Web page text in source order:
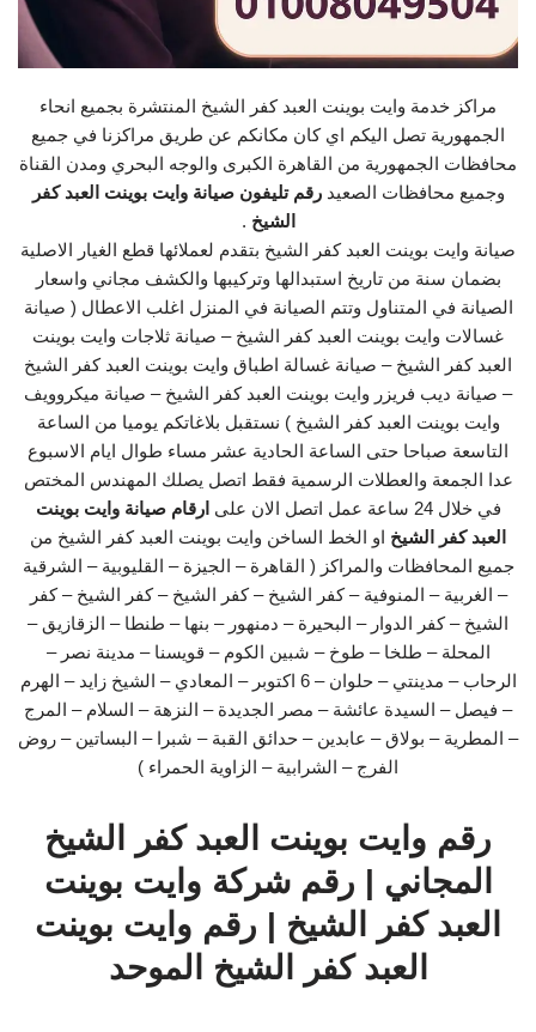
مراكز خدمة وايت بوينت العبد كفر الشيخ المنتشرة بجميع انحاء
الجمهورية تصل اليكم اي كان مكانكم عن طريق مراكزنا في جميع
محافظات الجمهورية من القاهرة الكبرى والوجه البحري ومدن القناة
وجميع محافظات الصعيد رقم تليفون صيانة وايت بوينت العبد كفر
الشيخ .
صيانة وايت بوينت العبد كفر الشيخ بتقدم لعملائها قطع الغيار الاصلية
بضمان سنة من تاريخ استبدالها وتركيبها والكشف مجاني واسعار
الصيانة في المتناول وتتم الصيانة في المنزل اغلب الاعطال ( صيانة
غسالات وايت بوينت العبد كفر الشيخ – صيانة ثلاجات وايت بوينت
العبد كفر الشيخ – صيانة غسالة اطباق وايت بوينت العبد كفر الشيخ
– صيانة ديب فريزر وايت بوينت العبد كفر الشيخ – صيانة ميكروويف
وايت بوينت العبد كفر الشيخ ) نستقبل بلاغاتكم يوميا من الساعة
التاسعة صباحا حتى الساعة الحادية عشر مساء طوال ايام الاسبوع
عدا الجمعة والعطلات الرسمية فقط اتصل يصلك المهندس المختص
في خلال 24 ساعة عمل اتصل الان على
ارقام صيانة وايت بوينت
العبد كفر الشيخ او الخط الساخن وايت بوينت العبد كفر الشيخ من
جميع المحافظات والمراكز ( القاهرة – الجيزة – القليوبية – الشرقية
– الغربية – المنوفية – كفر الشيخ – كفر الشيخ – كفر الشيخ – كفر
الشيخ – كفر الدوار – البحيرة – دمنهور – بنها – طنطا – الزقازيق –
المحلة – طلخا – طوخ – شبين الكوم – قويسنا – مدينة نصر –
الرحاب – مدينتي – حلوان – 6 اكتوبر – المعادي – الشيخ زايد – الهرم
– فيصل – السيدة عائشة – مصر الجديدة – النزهة – السلام – المرج
– المطرية – بولاق – عابدين – حدائق القبة – شبرا – البساتين – روض
الفرج – الشرابية – الزاوية الحمراء )
رقم وايت بوينت العبد كفر الشيخ
المجاني | رقم شركة وايت بوينت
العبد كفر الشيخ | رقم وايت بوينت
العبد كفر الشيخ الموحد